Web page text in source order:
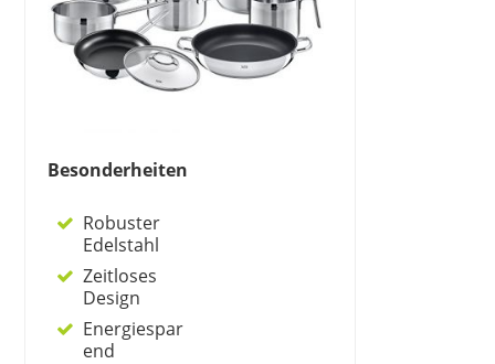
Besonderheiten
Robuster
Edelstahl
Zeitloses
Design
Energiespar
end